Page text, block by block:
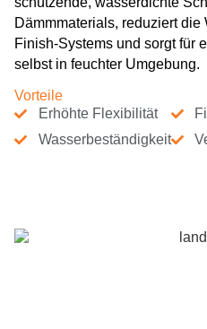
Dämmmaterials, reduziert
Finish-Systems und sorgt für
selbst in feuchter Umgebung.
Vorteile
Erhöhte Flexibilität
Wasserbeständigkeit